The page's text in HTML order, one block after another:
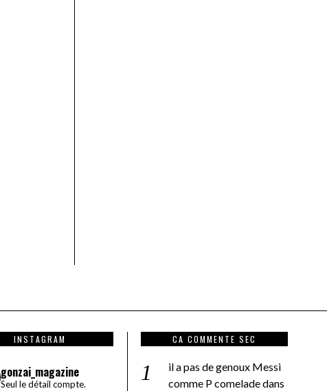
INSTAGRAM
gonzai_magazine
Seul le détail compte.
CA COMMENTE SEC
il a pas de genoux Messi
comme P comeladedans